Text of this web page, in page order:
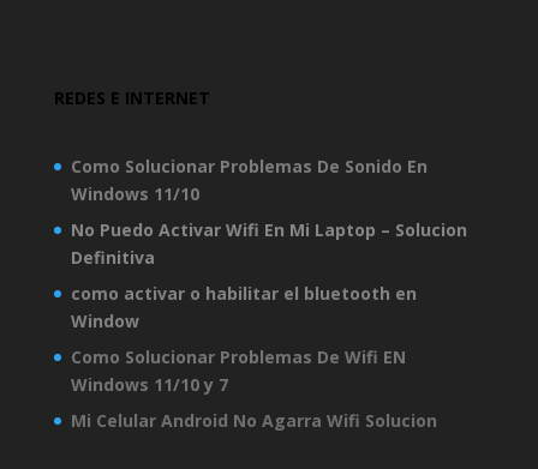
REDES E INTERNET
Como Solucionar Problemas De Sonido En
Windows 11/10
No Puedo Activar Wifi En Mi Laptop – Solucion
Definitiva
como activar o habilitar el bluetooth en
Window
Como Solucionar Problemas De Wifi EN
Windows 11/10 y 7
Mi Celular Android No Agarra Wifi Solucion